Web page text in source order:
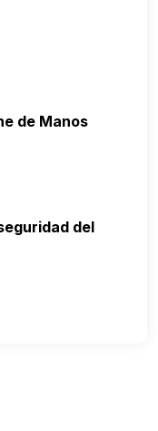
de Manos
del